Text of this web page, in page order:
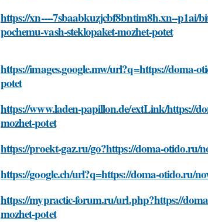
https://xn----7sbaabkuzjcbf8bntim8h.xn--p1ai/
pochemu-vash-steklopaket-mozhet-potet
https://images.google.mw/url?q=https://doma-
potet
https://www.laden-papillon.de/extLink/https://
mozhet-potet
https://proekt-gaz.ru/go?https://doma-otido.ru/
https://google.ch/url?q=https://doma-otido.ru/
https://mypractic-forum.ru/url.php?https://
mozhet-potet